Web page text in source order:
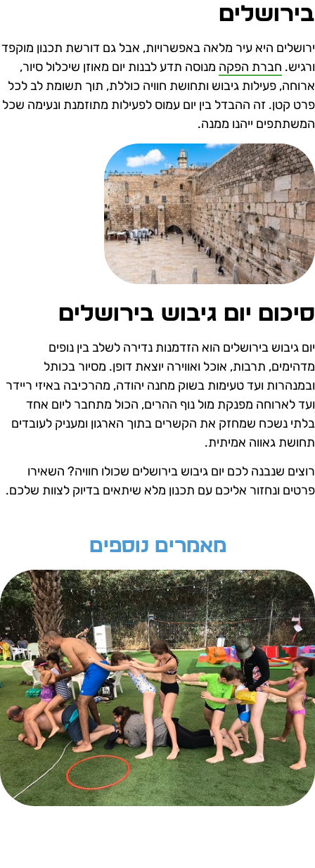
היא עיר מלאה באפשרויות, אבל גם דורשת תכנון מוקפד
חברת הפקהמנוסה תדע לבנות יום מאוזן שיכלול סיור,
פעילות גיבוש ותחושת חוויה כוללת, תוך תשומת לב לכל
קטן. זה ההבדל בין יום עמוס לפעילות מתוזמנת ונעימה שכל
ייהנו ממנה.
יום גיבוש בירושלים
גיבוש בירושלים הוא הזדמנות נדירה לשלב בין נופים
תרבות, אוכל ואווירה יוצאת דופן. מסיור בכותל
ועד טעימות בשוק מחנה יהודה, מהרכיבה באיזי ריידר
לארוחה מפנקת מול נוף ההרים, הכול מתחבר ליום אחד
נשכח שמחזק את הקשרים בתוך הארגון ומעניק לעובדים
גאווה אמיתית.
שנבנה לכם יום גיבוש בירושלים שכולו חוויה? השאירו
ונחזור אליכם עם תכנון מלא שיתאים בדיוק לצוות שלכם.
מאמרים נוספים